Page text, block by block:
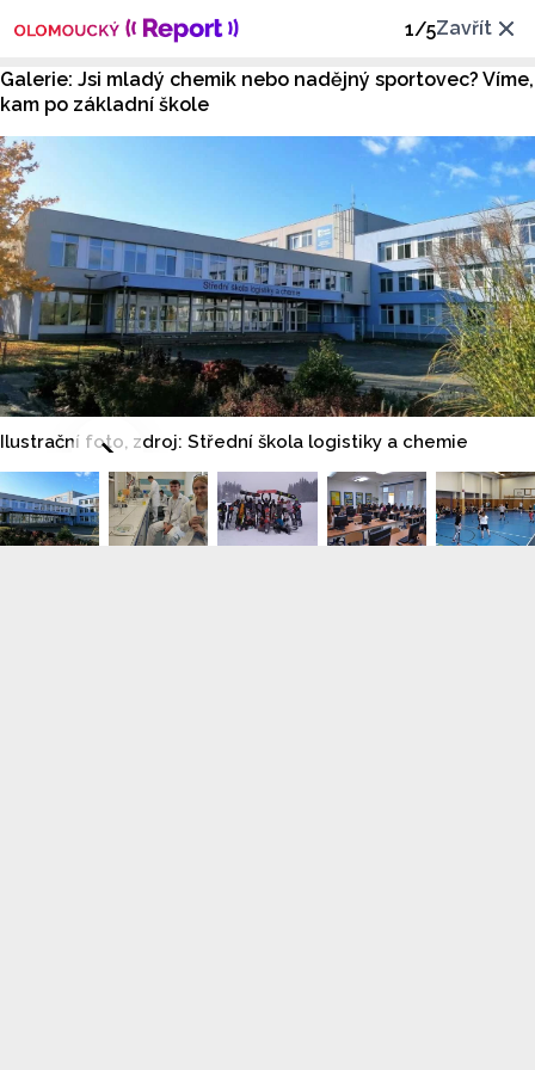
1/5Zavřít
Galerie: Jsi mladý chemik nebo nadějný sportovec? Víme,
kam po základní škole
Ilustrační foto, zdroj: Střední škola logistiky a chemie